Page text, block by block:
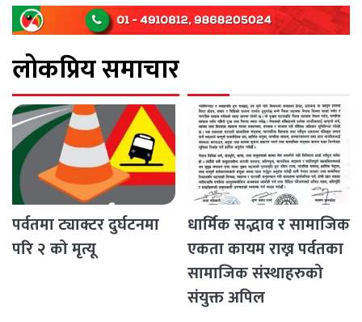
लोकप्रिय समाचार
पर्वतमा ट्याक्टर दुर्घटनमा
परि २ को मृत्यू
धार्मिक सद्भाव र सामाजिक
एकता कायम राख्न पर्वतका
सामाजिक संस्थाहरुको
संयुक्त अपिल